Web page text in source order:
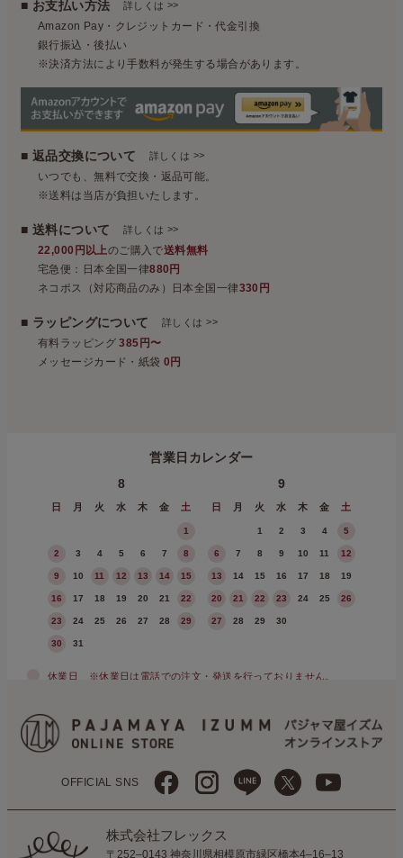
■ お支払い方法 詳しくは >>
Amazon Pay・クレジットカード・代金引換
銀行振込・後払い
※決済方法により手数料が発生する場合があります。
■ 返品交換について 詳しくは >>
いつでも、無料で交換・返品可能。
※送料は当店が負担いたします。
■ 送料について 詳しくは >>
22,000円以上のご購入で送料無料
宅急便：日本全国一律880円
ネコポス（対応商品のみ）日本全国一律330円
■ ラッピングについて詳しくは>>
有料ラッピング385円〜
メッセージカード・紙袋0円
営業日カレンダー
8
日 月 火 水 木 金 土
1
2 3 4 5 6 7 8
9 10 11 12 13 14 15
16 17 18 19 20 21 22
23 24 25 26 27 28 29
30 31
9
日 月 火 水 木 金 土
1 2 3 4 5
6 7 8 9 10 11 12
13 14 15 16 17 18 19
20 21 22 23 24 25 26
27 28 29 30
休業日 ※休業日は電話での注文・発送を行っておりません。
OFFICIAL SNS
株式会社フレックス
〒252–0143 神奈川県相模原市緑区橋本4–16–13